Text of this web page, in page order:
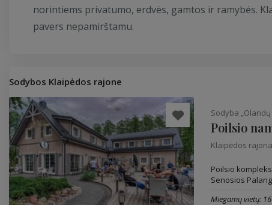
norintiems privatumo, erdvės, gamtos ir ramybės.
pavers nepamirštamu.
Sodybos Klaipėdos rajone
Sodyba
Poilsio
Klaipėdos
Poilsio
Senosios
Miegamų vietų: 16